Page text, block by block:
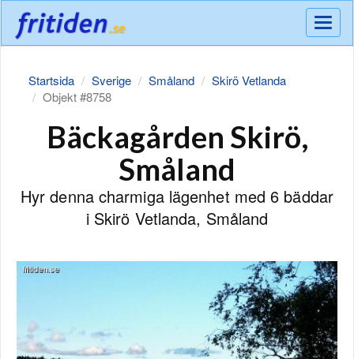
Meny
Startsida Sverige Småland
Skirö Vetlanda
Objekt #8758
Bäckagården Skirö,
Småland
Hyr denna charmiga lägenhet med 6 bäddar
i Skirö Vetlanda, Småland